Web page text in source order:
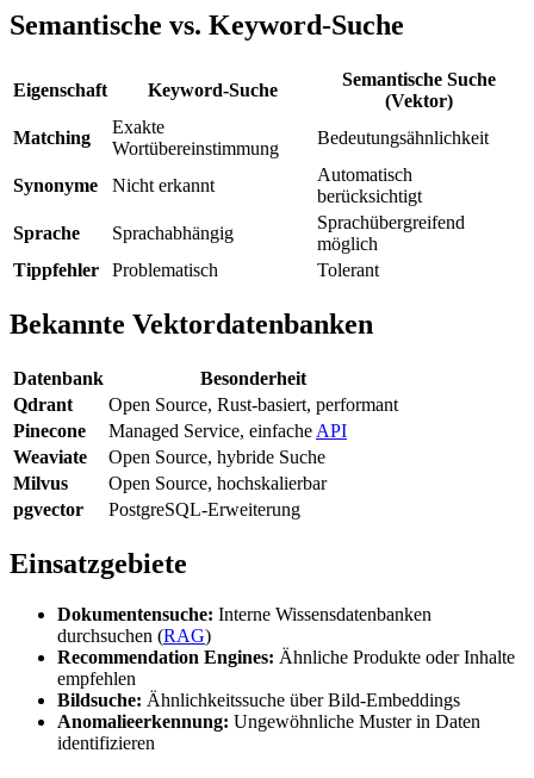
Semantische vs. Keyword-Suche
Eigenschaft Keyword-Suche
Semantische Suche
(Vektor)
Matching
Exakte
Wortübereinstimmung
Bedeutungsähnlichkeit
Synonyme Nicht erkannt
Automatisch
berücksichtigt
Sprache
Sprachabhängig
Sprachübergreifend
möglich
Tippfehler
Problematisch Tolerant
Bekannte Vektordatenbanken
Datenbank
Besonderheit
Qdrant
Open Source, Rust-basiert, performant
Pinecone
Managed Service, einfache API
Weaviate
Open Source, hybride Suche
Milvus
Open Source, hochskalierbar
pgvector
PostgreSQL-Erweiterung
Einsatzgebiete
Dokumentensuche: Interne Wissensdatenbanken
durchsuchen (RAG)
Recommendation Engines: Ähnliche Produkte oder Inhalte
empfehlen
Bildsuche: Ähnlichkeitssuche über Bild-Embeddings
Anomalieerkennung: Ungewöhnliche Muster in Daten
identifizieren